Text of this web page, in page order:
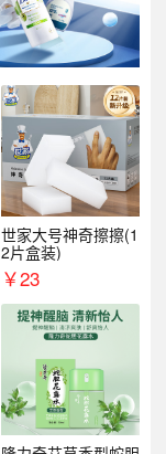
世家大号神奇擦擦(1
2片盒装)
￥23